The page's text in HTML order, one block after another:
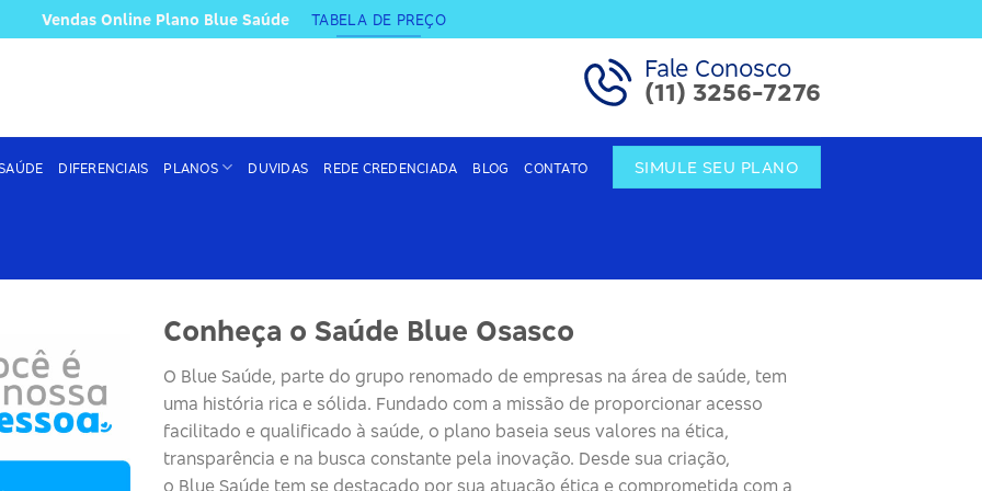
Vendas Online Plano Blue Saúde TABELA DE PREÇO
Fale Conosco
(11) 3256-7276
DIFERENCIAIS PLANOS DUVIDAS REDE CREDENCIADA BLOG CONTATO SIMULE SEU PLANO
Conheça o Saúde Blue Osasco
O Blue Saúde, parte do grupo renomado de empresas na área de saúde, tem
uma história rica e sólida. Fundado com a missão de proporcionar acesso
facilitado e qualificado à saúde, o plano baseia seus valores na ética,
transparência e na busca constante pela inovação. Desde sua criação,
o Blue Saúde tem se destacado por sua atuação ética e comprometida com a